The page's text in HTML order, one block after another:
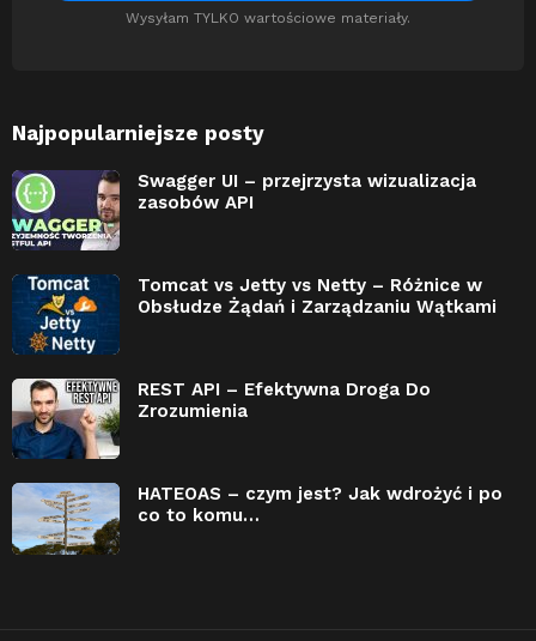
Wysyłam TYLKO wartościowe materiały.
Najpopularniejsze posty
Swagger UI – przejrzysta wizualizacja
zasobów API
Tomcat vs Jetty vs Netty – Różnice w
Obsłudze Żądań i Zarządzaniu Wątkami
REST API – Efektywna Droga Do
Zrozumienia
HATEOAS – czym jest? Jak wdrożyć i po
co to komu…